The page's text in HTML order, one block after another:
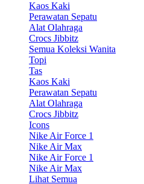
Kaos Kaki
Perawatan Sepatu
Alat Olahraga
Crocs Jibbitz
Semua Koleksi Wanita
Topi
Tas
Kaos Kaki
Perawatan Sepatu
Alat Olahraga
Crocs Jibbitz
Icons
Nike Air Force 1
Nike Air Max
Nike Air Force 1
Nike Air Max
Lihat Semua